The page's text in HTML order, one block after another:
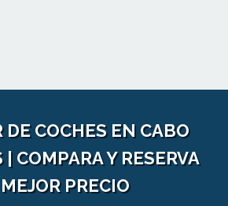
COCHES EN CABO
COMPARA Y RESERVA
PRECIO